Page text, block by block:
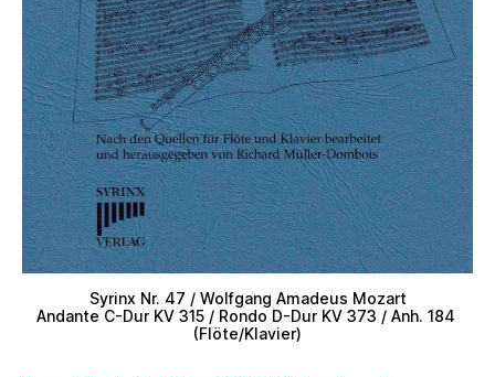
Syrinx Nr. 47 / Wolfgang Amadeus Mozart
Andante C-Dur KV 315 / Rondo D-Dur KV 373 / Anh. 184
(Flöte/Klavier)